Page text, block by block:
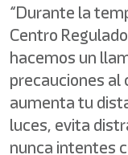
“Durante la
Centro
hacemos un
precauciones al
aumenta tu
luces, evita
nunca intentes